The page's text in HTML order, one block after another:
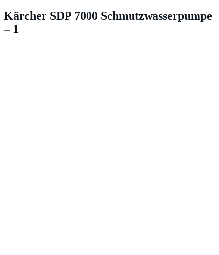
Kärcher SDP 7000 Schmutzwasserpumpe
– 1